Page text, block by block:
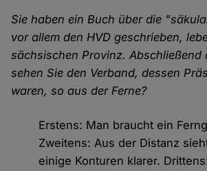
Sie haben ein Buch über die
vor allem den HVD geschrieben,
sächsischen Provinz. Abschließend
sehen Sie den Verband, dessen
waren, so aus der Ferne?
Erstens: Man braucht ein
Zweitens: Aus der Distanz
einige Konturen klarer.